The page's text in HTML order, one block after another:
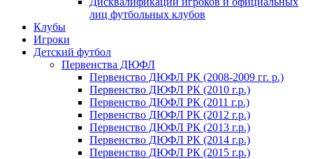
лиц футбольных клубов
Клубы
Игроки
Детский футбол
Первенства ДЮФЛ
Первенство ДЮФЛ РК (2008-2009 гг. р.)
Первенство ДЮФЛ РК (2010 г.р.)
Первенство ДЮФЛ РК (2011 г.р.)
Первенство ДЮФЛ РК (2012 г.р.)
Первенство ДЮФЛ РК (2013 г.р.)
Первенство ДЮФЛ РК (2014 г.р.)
Первенство ДЮФЛ РК (2015 г.р.)